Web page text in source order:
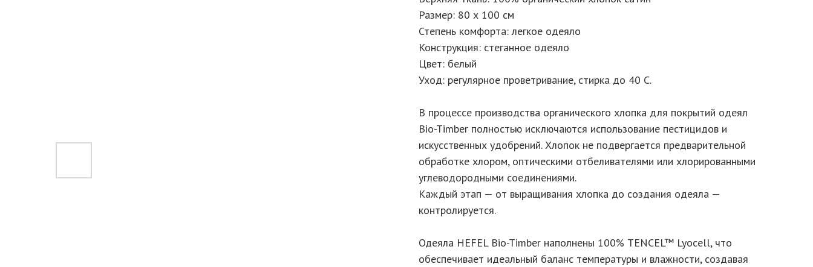
Размер: 80 х 100 см
Степень комфорта: легкое одеяло
Конструкция: стеганное одеяло
Цвет: белый
Уход: регулярное проветривание, стирка до 40 С.
В процессе производства органического хлопка для покрытий одеял
Bio-Timber полностью исключаются использование пестицидов и
искусственных удобрений. Хлопок не подвергается предварительной
обработке хлором, оптическими отбеливателями или хлорированными
углеводородными соединениями.
Каждый этап — от выращивания хлопка до создания одеяла —
контролируется.
Одеяла HEFEL Bio-Timber наполнены 100% TENCEL™ Lyocell, что
обеспечивает идеальный баланс температуры и влажности, создавая